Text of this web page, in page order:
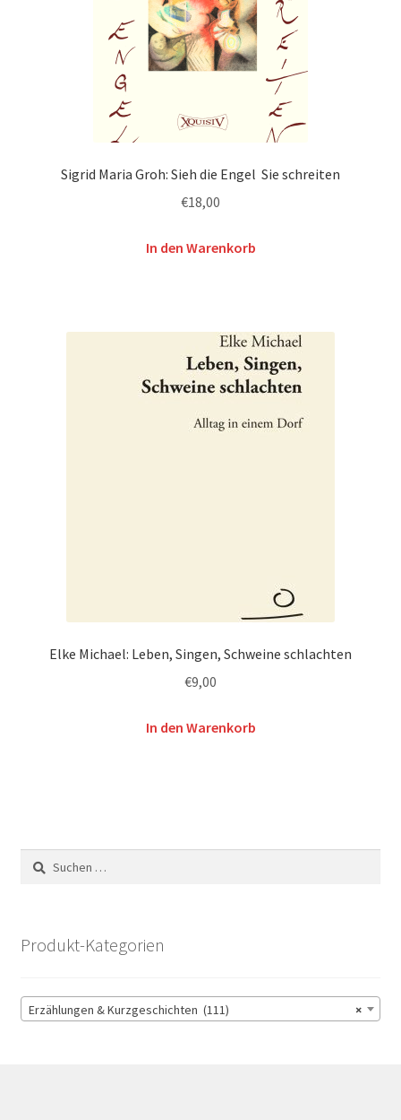
Sigrid Maria Groh: Sieh die Engel Sie schreiten
€18,00
In den Warenkorb
Elke Michael: Leben, Singen, Schweine schlachten
€9,00
In den Warenkorb
Suchen
nach:
Produkt-Kategorien
×
Erzählungen & Kurzgeschichten (111)